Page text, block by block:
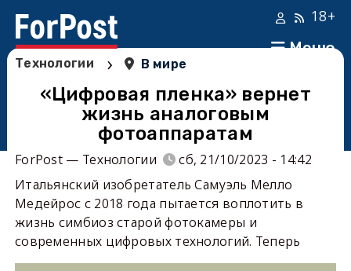
Меню
18+
Технологии › В мире
«Цифровая пленка» вернет
жизнь аналоговым
фотоаппаратам
ForPost — Технологии
сб, 21/10/2023 - 14:42
Итальянский изобретатель Самуэль Мелло
Медейрос с 2018 года пытается воплотить в
жизнь симбиоз старой фотокамеры и
современных цифровых технологий. Теперь